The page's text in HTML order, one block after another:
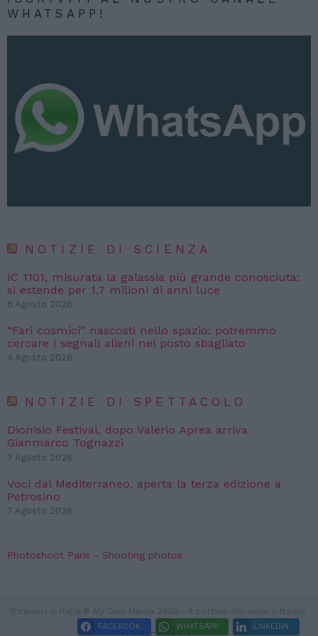
WHATSAPP!
NOTIZIE DI SCIENZA
IC 1101, misurata la galassia più grande conosciuta:
si estende per 1,7 milioni di anni luce
6 Agosto 2026
“Fari cosmici” nascosti nello spazio: potremmo
cercare i segnali alieni nel posto sbagliato
4 Agosto 2026
NOTIZIE DI SPETTACOLO
Dionisio Festival, dopo Valerio Aprea arriva
Gianmarco Tognazzi
7 Agosto 2026
Voci dal Mediterraneo, aperta la terza edizione a
Petrosino
7 Agosto 2026
Photoshoot Paris - Shooting photos
FACEBOOK WHATSAPP LINKEDIN